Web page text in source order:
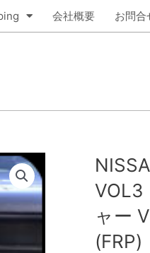
会社概要 お問合
VOL3
ャー
(FRP)